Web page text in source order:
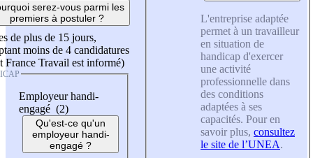
serez-vous parmi les
premiers à postuler ?
de plus de 15 jours,
moins de 4 candidatures
France Travail est informé)
Employeur handi-
engagé (2)
Qu'est-ce qu'un
employeur handi-
engagé ?
L'entreprise adaptée
permet à un travailleur
en situation de
handicap d'exercer
une activité
professionnelle dans
des conditions
adaptées à ses
capacités. Pour en
savoir plus, consultez
le site de l’UNEA.